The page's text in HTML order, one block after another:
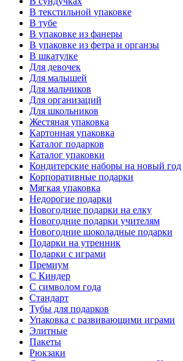
В текстильной упаковке
В тубе
В упаковке из фанеры
В упаковке из фетра и органзы
В шкатулке
Для девочек
Для малышей
Для мальчиков
Для организаций
Для школьников
Жестяная упаковка
Картонная упаковка
Каталог подарков
Каталог упаковки
Кондитерские наборы на новый год
Корпоративные подарки
Мягкая упаковка
Недорогие подарки
Новогодние подарки на елку
Новогодние подарки учителям
Новогодние шоколадные подарки
Подарки на утренник
Подарки с играми
Премиум
С Киндер
С символом года
Стандарт
Тубы для подарков
Упаковка с развивающими играми
Элитные
Пакеты
Рюкзаки